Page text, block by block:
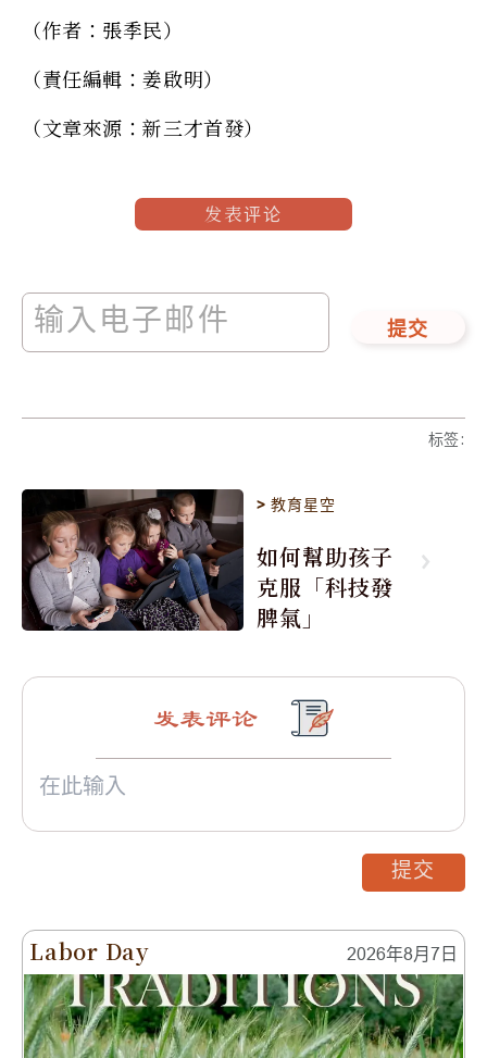
（作者：張季民）
（責任編輯：姜啟明）
（文章來源：新三才首發）
发表评论
提交
标签:
>教育星空
如何幫助孩子
克服「科技發
脾氣」
Labor Day 2026年8月7日
发表评论
提交